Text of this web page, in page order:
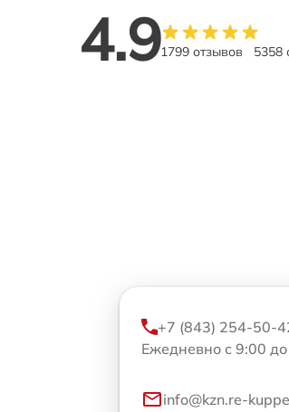
4.91799 отзывов 5358
+7 (843) 254-50-
Ежедневно с 9:00
info@kzn.re-